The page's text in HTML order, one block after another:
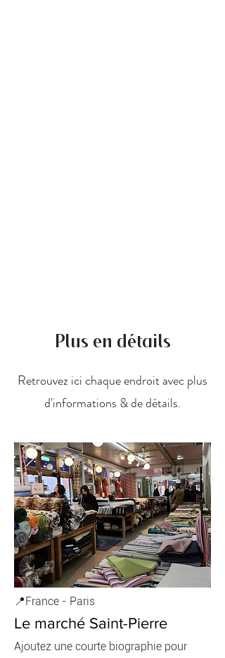
Plus en détails
Retrouvez ici chaque endroit avec plus
d'informations & de détails.
📍France - Paris
Le marché Saint-Pierre
Ajoutez une courte biographie pour